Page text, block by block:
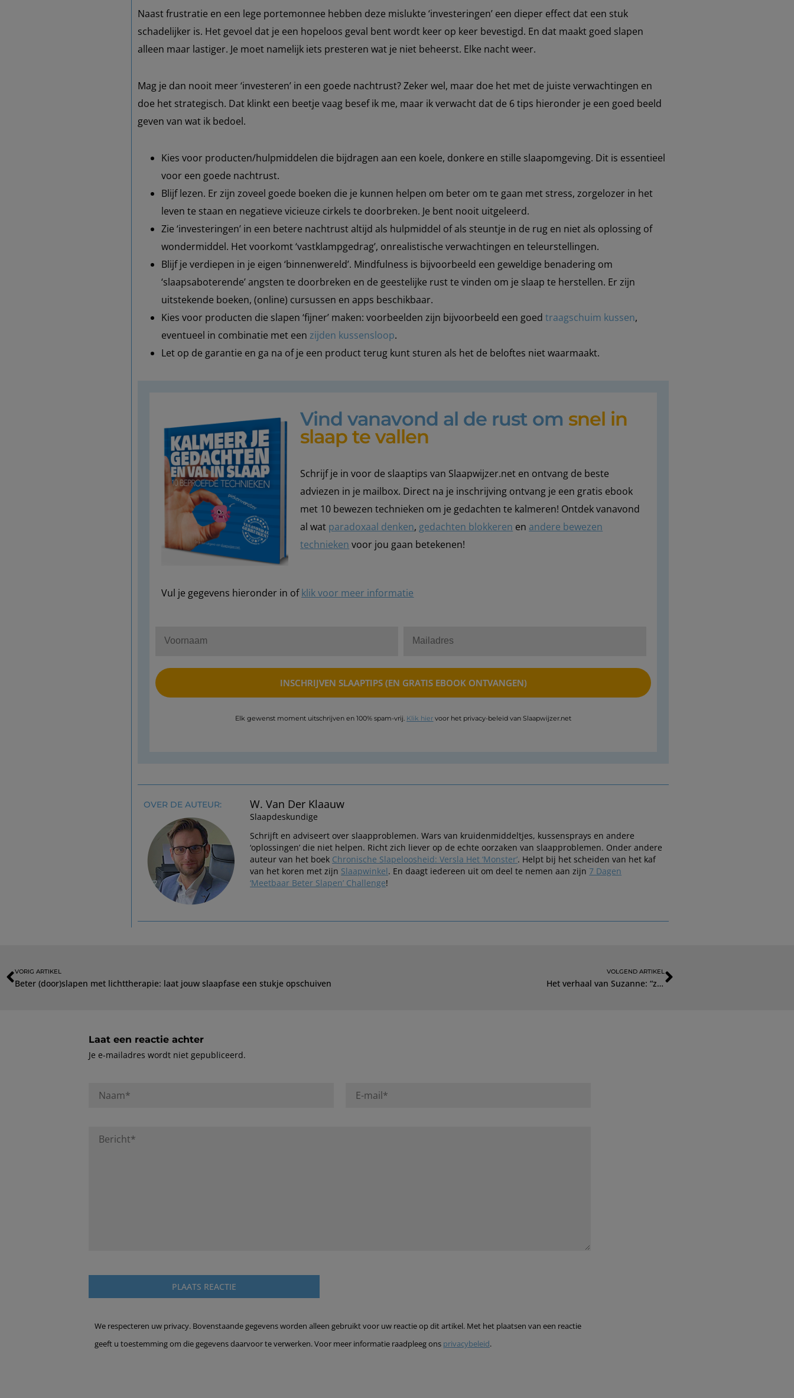
Naast frustratie en een lege portemonnee hebben deze mislukte ‘investeringen’ een dieper effect dat een stuk
schadelijker is. Het gevoel dat je een hopeloos geval bent wordt keer op keer bevestigd. En dat maakt goed slapen
alleen maar lastiger. Je moet namelijk iets presteren wat je niet beheerst. Elke nacht weer.
Mag je dan nooit meer ‘investeren’ in een goede nachtrust? Zeker wel, maar doe het met de juiste verwachtingen en
doe het strategisch. Dat klinkt een beetje vaag besef ik me, maar ik verwacht dat de 6 tips hieronder je een goed beeld
geven van wat ik bedoel.
Kies voor producten/hulpmiddelen die bijdragen aan een koele, donkere en stille slaapomgeving. Dit is essentieel
voor een goede nachtrust.
Blijf lezen. Er zijn zoveel goede boeken die je kunnen helpen om beter om te gaan met stress, zorgelozer in het
leven te staan en negatieve vicieuze cirkels te doorbreken. Je bent nooit uitgeleerd.
Zie ‘investeringen’ in een betere nachtrust altijd als hulpmiddel of als steuntje in de rug en niet als oplossing of
wondermiddel. Het voorkomt ‘vastklampgedrag’, onrealistische verwachtingen en teleurstellingen.
Blijf je verdiepen in je eigen ‘binnenwereld’. Mindfulness is bijvoorbeeld een geweldige benadering om
‘slaapsaboterende’ angsten te doorbreken en de geestelijke rust te vinden om je slaap te herstellen. Er zijn
uitstekende boeken, (online) cursussen en apps beschikbaar.
Kies voor producten die slapen ‘fijner’ maken: voorbeelden zijn bijvoorbeeld een goedtraagschuim kussen,
eventueel in combinatie met eenzijden kussensloop.
Let op de garantie en ga na of je een product terug kunt sturen als het de beloftes niet waarmaakt.
Vind vanavond al de rust om snel in
slaap te vallen
Schrijf je in voor de slaaptips van Slaapwijzer.net en ontvang de beste
adviezen in je mailbox. Direct na je inschrijving ontvang je een gratis ebook
met 10 bewezen technieken om je gedachten te kalmeren! Ontdek vanavond
al wat paradoxaal denken, gedachten blokkeren en andere bewezen
technieken voor jou gaan betekenen!
Vul je gegevens hieronder in ofklik voor meer informatie
Elk gewenst moment uitschrijven en 100% spam-vrij. Klik hier voor het privacy-beleid van Slaapwijzer.net
OVER DE AUTEUR: W. Van Der Klaauw
Slaapdeskundige
Schrijft en adviseert over slaapproblemen. Wars van kruidenmiddeltjes, kussensprays en andere
‘oplossingen’ die niet helpen. Richt zich liever op de echte oorzaken van slaapproblemen. Onder andere
auteur van het boek Chronische Slapeloosheid: Versla Het ‘Monster’. Helpt bij het scheiden van het kaf
van het koren met zijn Slaapwinkel. En daagt iedereen uit om deel te nemen aan zijn7 Dagen
‘Meetbaar Beter Slapen’ Challenge!
VORIG ARTIKEL
Beter (door)slapen met lichttherapie: laat jouw slaapfase een stukje opschuiven
VOLGEND ARTIKEL
Het verhaal van Suzanne: “zo wilde ik geen 80 worden, tijd voor radicale stappen”
Laat een reactie achter
Je e-mailadres wordt niet gepubliceerd.
We respecteren uw privacy. Bovenstaande gegevens worden alleen gebruikt voor uw reactie op dit artikel. Met het plaatsen van een reactie
geeft u toestemming om die gegevens daarvoor te verwerken. Voor meer informatie raadpleeg ons privacybeleid.